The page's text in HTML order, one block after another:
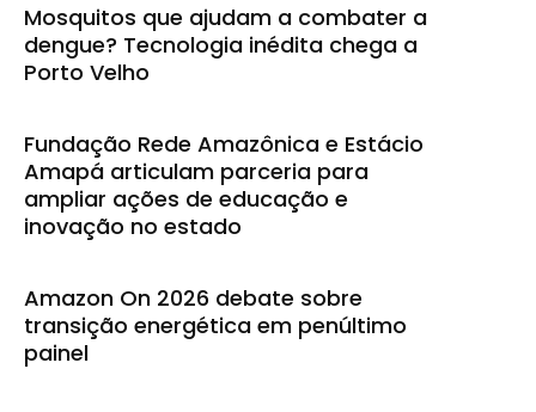
Mosquitos que ajudam a combater a
dengue? Tecnologia inédita chega a
Porto Velho
Fundação Rede Amazônica e Estácio
Amapá articulam parceria para
ampliar ações de educação e
inovação no estado
Amazon On 2026 debate sobre
transição energética em penúltimo
painel